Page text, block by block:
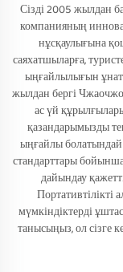
Сізді 2005 жылдан
компанияның
нұсқаулығына
саяхатшыларға,
ыңғайлылығын
жылдан бергі
ас үй
қазандарымызды
ыңғайлы болатындай
стандарттары
дайындау
мүмкіндіктерді
танысыңыз, ол сізге